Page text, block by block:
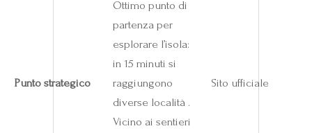
Punto strategico
Ottimo punto di
partenza per
esplorare l’isola:
in 15 minuti si
raggiungono
diverse località .
Vicino ai sentieri
Sito ufficiale